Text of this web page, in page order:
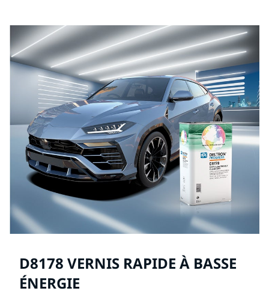
D8178 VERNIS RAPIDE À BASSE
ÉNERGIE